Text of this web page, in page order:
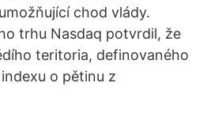
chod vlády.
trhu Nasdaq potvrdil, že
teritoria, definovaného
o pětinu z